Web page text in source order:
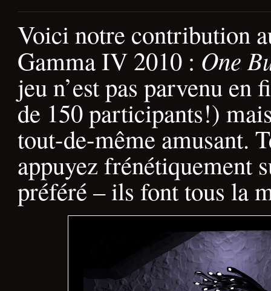
Voici notre contribution
Gamma IV 2010 : One
jeu n’est pas parvenu en
de 150 participants!)
tout-de-même amusant.
appuyez frénétiquement
préféré – ils font tous la